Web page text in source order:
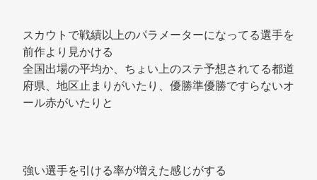
スカウトで戦績以上のパラメーターになってる選手を
前作より見かける
全国出場の平均か、ちょい上のステ予想されてる都道
府県、地区止まりがいたり、優勝準優勝ですらないオ
ール赤がいたりと
強い選手を引ける率が増えた感じがする